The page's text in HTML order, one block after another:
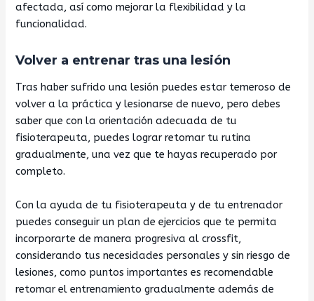
afectada, así como mejorar la flexibilidad y la
funcionalidad.
Volver a entrenar tras una lesión
Tras haber sufrido una lesión puedes estar temeroso de
volver a la práctica y lesionarse de nuevo, pero debes
saber que con la orientación adecuada de tu
fisioterapeuta, puedes lograr retomar tu rutina
gradualmente, una vez que te hayas recuperado por
completo.
Con la ayuda de tu fisioterapeuta y de tu entrenador
puedes conseguir un plan de ejercicios que te permita
incorporarte de manera progresiva al crossfit,
considerando tus necesidades personales y sin riesgo de
lesiones, como puntos importantes es recomendable
retomar el entrenamiento gradualmente además de